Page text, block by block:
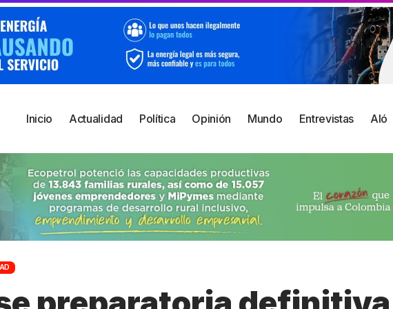
Inicio Actualidad Política Opinión Mundo Entrevistas Aló